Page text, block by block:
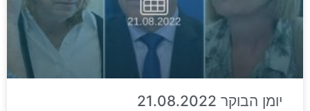
יומן הבוקר 21.08.2022